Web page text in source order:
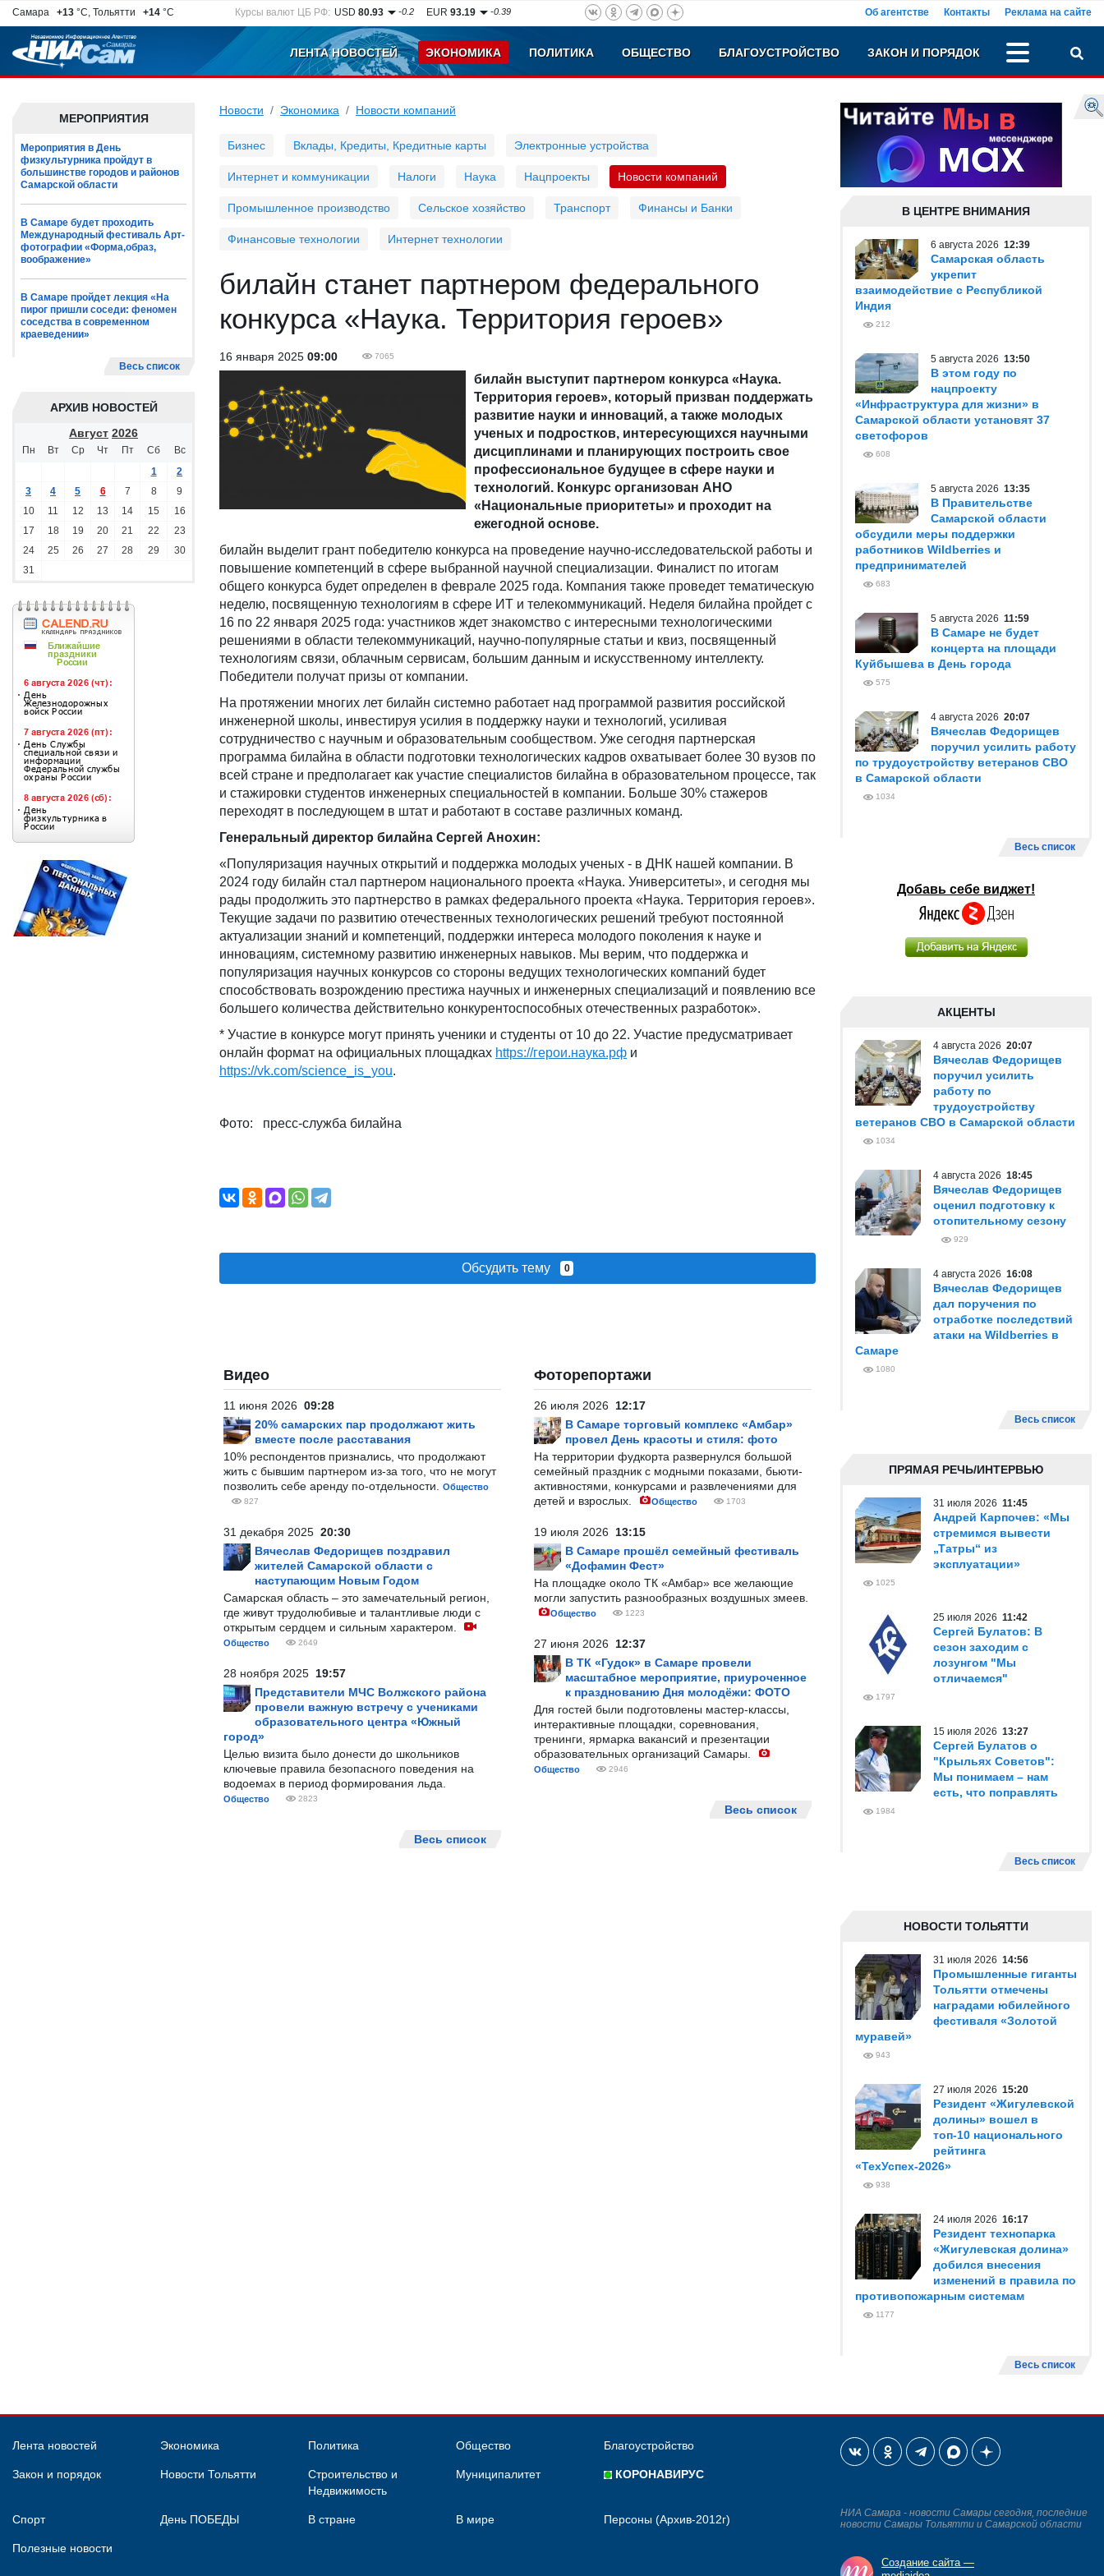
Самара +13 °C, Тольятти +14 °C Курсы валют ЦБ РФ: USD80.93 -0.2 EUR93.19 -0.39 Об агентстве Контакты Реклама на сайте
ЛЕНТА НОВОСТЕЙ ЭКОНОМИКА ПОЛИТИКА ОБЩЕСТВО БЛАГОУСТРОЙСТВО ЗАКОН И ПОРЯДОК
МЕРОПРИЯТИЯ
Мероприятия в День
физкультурника пройдут в
большинстве городов и районов
Самарской области
В Самаре будет проходить
Международный фестиваль Арт-
фотографии «Форма,образ,
воображение»
В Самаре пройдет лекция «На
пирог пришли соседи: феномен
соседства в современном
краеведении»
Весь список
АРХИВ НОВОСТЕЙ
Август 2026
Пн Вт Ср Чт Пт Сб
Вс
1
2
3
4 5 6 7 8
9
10
11 12 13 14 15
16
17
18 19 20 21 22
23
24
25 26 27 28 29
30
31
Новости Экономика Новости компаний
Бизнес Вклады, Кредиты, Кредитные карты Электронные устройства
Интернет и коммуникации Налоги Наука Нацпроекты Новости компаний
Промышленное производство Сельское хозяйство Транспорт Финансы и Банки
Финансовые технологии Интернет технологии
билайн станет партнером федерального
конкурса «Наука. Территория героев»
16 января 2025 09:00 7065
билайн выступит партнером конкурса «Наука.
Территория героев», который призван поддержать
развитие науки и инноваций, а также молодых
ученых и подростков, интересующихся научными
дисциплинами и планирующих построить свое
профессиональное будущее в сфере науки и
технологий. Конкурс организован АНО
«Национальные приоритеты» и проходит на
ежегодной основе.
билайн выделит грант победителю конкурса на проведение научно-исследовательской работы и
повышение компетенций в сфере выбранной научной специализации. Финалист по итогам
общего конкурса будет определен в феврале 2025 года. Компания также проведет тематическую
неделю, посвященную технологиям в сфере ИТ и телекоммуникаций. Неделя билайна пройдет с
16 по 22 января 2025 года: участников ждет знакомство с интересными технологическими
решениями в области телекоммуникаций, научно-популярные статьи и квиз, посвященный
технологиям связи, облачным сервисам, большим данным и искусственному интеллекту.
Победители получат призы от компании.
На протяжении многих лет билайн системно работает над программой развития российской
инженерной школы, инвестируя усилия в поддержку науки и технологий, усиливая
сотрудничество с научным и образовательным сообществом. Уже сегодня партнерская
программа билайна в области подготовки технологических кадров охватывает более 30 вузов по
всей стране и предполагает как участие специалистов билайна в образовательном процессе, так
и стажировки студентов инженерных специальностей в компании. Больше 30% стажеров
переходят в последующем в штат и работают в составе различных команд.
Генеральный директор билайна Сергей Анохин:
«Популяризация научных открытий и поддержка молодых ученых - в ДНК нашей компании. В
2024 году билайн стал партнером национального проекта «Наука. Университеты», и сегодня мы
рады продолжить это партнерство в рамках федерального проекта «Наука. Территория героев».
Текущие задачи по развитию отечественных технологических решений требуют постоянной
актуализации знаний и компетенций, поддержки интереса молодого поколения к науке и
инновациям, системному развитию инженерных навыков. Мы верим, что поддержка и
популяризация научных конкурсов со стороны ведущих технологических компаний будет
способствовать возрождению престижа научных и инженерных специализаций и появлению все
большего количества действительно конкурентоспособных отечественных разработок».
* Участие в конкурсе могут принять ученики и студенты от 10 до 22. Участие предусматривает
онлайн формат на официальных площадках https://герои.наука.рф и
https://vk.com/science_is_you.
Фото: пресс-служба билайна
Обсудить тему 0
Видео
11 июня 2026 09:28
20% самарских пар продолжают жить
вместе после расставания
10% респондентов признались, что продолжают
жить с бывшим партнером из-за того, что не могут
позволить себе аренду по-отдельности.
Общество
827
31 декабря 2025 20:30
Вячеслав Федорищев поздравил
жителей Самарской области с
наступающим Новым Годом
Самарская область – это замечательный регион,
где живут трудолюбивые и талантливые люди с
открытым сердцем и сильным характером.
Общество 2649
28 ноября 2025 19:57
Представители МЧС Волжского района
провели важную встречу с учениками
образовательного центра «Южный
город»
Целью визита было донести до школьников
ключевые правила безопасного поведения на
водоемах в период формирования льда.
Общество 2823
Весь список
Фоторепортажи
26 июля 2026 12:17
В Самаре торговый комплекс «Амбар»
провел День красоты и стиля: фото
На территории фудкорта развернулся большой
семейный праздник с модными показами, бьюти-
активностями, конкурсами и развлечениями для
детей и взрослых.
Общество 1703
19 июля 2026 13:15
В Самаре прошёл семейный фестиваль
«Дофамин Фест»
На площадке около ТК «Амбар» все желающие
могли запустить разнообразных воздушных змеев.
Общество 1223
27 июня 2026 12:37
В ТК «Гудок» в Самаре провели
масштабное мероприятие, приуроченное
к празднованию Дня молодёжи: ФОТО
Для гостей были подготовлены мастер-классы,
интерактивные площадки, соревнования,
тренинги, ярмарка вакансий и презентации
образовательных организаций Самары.
Общество 2946
Весь список
В ЦЕНТРЕ ВНИМАНИЯ
6 августа 2026 12:39
Самарская область
укрепит
взаимодействие с Республикой
Индия
212
5 августа 2026 13:50
В этом году по
нацпроекту
«Инфраструктура для жизни» в
Самарской области установят 37
светофоров
608
5 августа 2026 13:35
В Правительстве
Самарской области
обсудили меры поддержки
работников Wildberries и
предпринимателей
683
5 августа 2026 11:59
В Самаре не будет
концерта на площади
Куйбышева в День города
575
4 августа 2026 20:07
Вячеслав Федорищев
поручил усилить работу
по трудоустройству ветеранов СВО
в Самарской области
1034
Весь список
Добавь себе виджет!
АКЦЕНТЫ
4 августа 2026 20:07
Вячеслав Федорищев
поручил усилить
работу по
трудоустройству
ветеранов СВО в Самарской области
1034
4 августа 2026 18:45
Вячеслав Федорищев
оценил подготовку к
отопительному сезону
929
4 августа 2026 16:08
Вячеслав Федорищев
дал поручения по
отработке последствий
атаки на Wildberries в
Самаре
1080
Весь список
ПРЯМАЯ РЕЧЬ/ИНТЕРВЬЮ
31 июля 2026 11:45
Андрей Карпочев: «Мы
стремимся вывести
„Татры“ из
эксплуатации»
1025
25 июля 2026 11:42
Сергей Булатов: В
сезон заходим с
лозунгом "Мы
отличаемся"
1797
15 июля 2026 13:27
Сергей Булатов о
"Крыльях Советов":
Мы понимаем – нам
есть, что поправлять
1984
Весь список
НОВОСТИ ТОЛЬЯТТИ
31 июля 2026 14:56
Промышленные гиганты
Тольятти отмечены
наградами юбилейного
фестиваля «Золотой
муравей»
943
27 июля 2026 15:20
Резидент «Жигулевской
долины» вошел в
топ-10 национального
рейтинга
«ТехУспех-2026»
938
24 июля 2026 16:17
Резидент технопарка
«Жигулевская долина»
добился внесения
изменений в правила по
противопожарным системам
1177
Весь список
Лента новостей Экономика Политика Общество Благоустройство
Закон и порядок Новости Тольятти
Строительство и
Недвижимость
Муниципалитет КОРОНАВИРУС
Спорт День ПОБЕДЫ В стране В мире Персоны (Архив-2012г)
Полезные новости
НИА Самара - новости Самары сегодня, последние
новости Самары Тольятти и Самарской области
Создание сайта —